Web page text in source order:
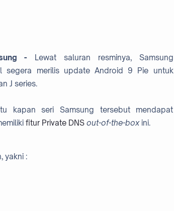
- Lewat saluran resminya, Samsung
segera merilis update Android 9 Pie untuk
J series.
kapan seri Samsung tersebut mendapat
fitur Private DNS out-of-the-boxini.
yakni :